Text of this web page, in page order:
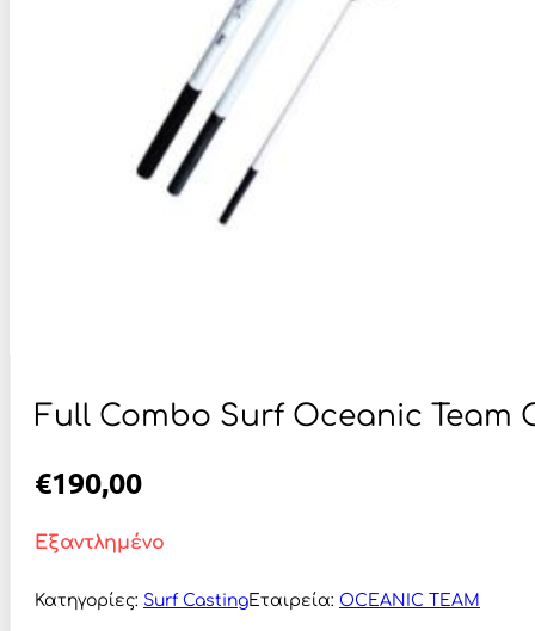
Full Combo Surf Oceanic Team
€190,00
Εξαντλημένο
Κατηγορίες: Surf CastingΕταιρεία: OCEANIC TEAM